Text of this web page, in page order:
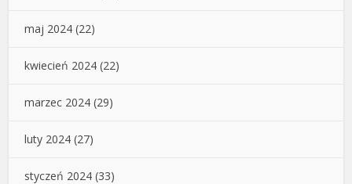
maj 2024 (22)
kwiecień 2024 (22)
marzec 2024 (29)
luty 2024 (27)
styczeń 2024 (33)